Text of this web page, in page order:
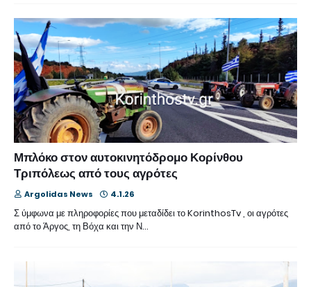
Μπλόκο στον αυτοκινητόδρομο Κορίνθου
Τριπόλεως από τους αγρότες
Argolidas News 4.1.26
Σ ύμφωνα με πληροφορίες που μεταδίδει το KorinthosTv , οι αγρότες
από το Άργος, τη Βόχα και την Ν…